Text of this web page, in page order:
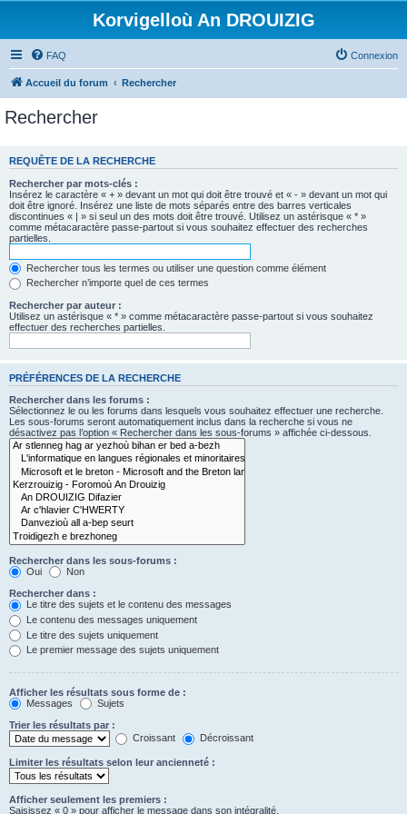
Korvigelloù An DROUIZIG
FAQ Connexion
Accueil du forum Rechercher
Rechercher
REQUÊTE DE LA RECHERCHE
Rechercher par mots-clés :
Insérez le caractère « + » devant un mot qui doit être trouvé et « - » devant un mot qui
doit être ignoré. Insérez une liste de mots séparés entre des barres verticales
discontinues « | » si seul un des mots doit être trouvé. Utilisez un astérisque « * »
comme métacaractère passe-partout si vous souhaitez effectuer des recherches
partielles.
Rechercher tous les termes ou utiliser une question comme élément
Rechercher n’importe quel de ces termes
Rechercher par auteur :
Utilisez un astérisque « * » comme métacaractère passe-partout si vous souhaitez
effectuer des recherches partielles.
PRÉFÉRENCES DE LA RECHERCHE
Rechercher dans les forums :
Sélectionnez le ou les forums dans lesquels vous souhaitez effectuer une recherche.
Les sous-forums seront automatiquement inclus dans la recherche si vous ne
désactivez pas l’option « Rechercher dans les sous-forums » affichée ci-dessous.
Rechercher dans les sous-forums :
Oui
Non
Rechercher dans :
Le titre des sujets et le contenu des messages
Le contenu des messages uniquement
Le titre des sujets uniquement
Le premier message des sujets uniquement
Afficher les résultats sous forme de :
Messages
Sujets
Trier les résultats par :
Croissant
Décroissant
Limiter les résultats selon leur ancienneté :
Afficher seulement les premiers :
Saisissez « 0 » pour afficher le message dans son intégralité.